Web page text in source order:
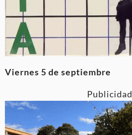
Viernes 5 de septiembre
Publicidad